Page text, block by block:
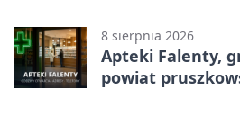
8 sierpnia 2026
Apteki Falenty,
powiat